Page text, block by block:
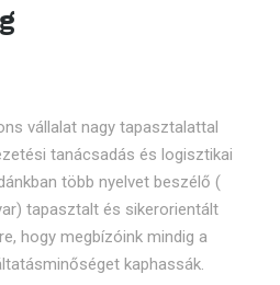
vállalat nagy tapasztalattal
tanácsadás és logisztikai
több nyelvet beszélő (
tapasztalt és sikerorientált
hogy megbízóink mindig a
kaphassák.